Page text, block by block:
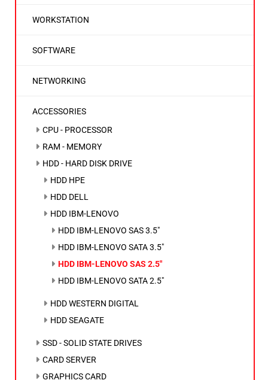
WORKSTATION
SOFTWARE
NETWORKING
ACCESSORIES
CPU - PROCESSOR
RAM - MEMORY
HDD - HARD DISK DRIVE
HDD HPE
HDD DELL
HDD IBM-LENOVO
HDD IBM-LENOVO SAS 3.5"
HDD IBM-LENOVO SATA 3.5"
HDD IBM-LENOVO SAS 2.5"
HDD IBM-LENOVO SATA 2.5"
HDD WESTERN DIGITAL
HDD SEAGATE
SSD - SOLID STATE DRIVES
CARD SERVER
GRAPHICS CARD